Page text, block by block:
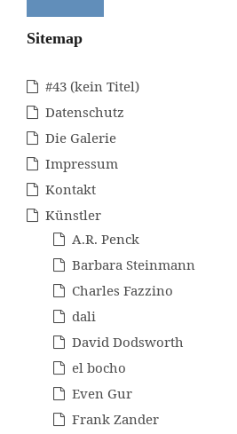
Sitemap
#43 (kein Titel)
Datenschutz
Die Galerie
Impressum
Kontakt
Künstler
A.R. Penck
Barbara Steinmann
Charles Fazzino
dali
David Dodsworth
el bocho
Even Gur
Frank Zander